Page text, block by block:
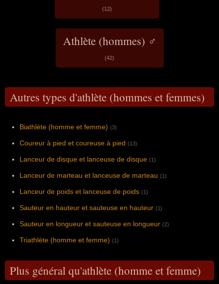
(12)
Athlète (hommes) ♂
(42)
Autres types d'athlète (hommes et femmes)
Biathlète (homme et femme) (3)
Coureur à pied et coureuse à pied (13)
Lanceur de disque et lanceuse de disque (1)
Lanceur de marteau et lanceuse de marteau (1)
Lanceur de poids et lanceuse de poids (1)
Sauteur en hauteur et sauteuse en hauteur (1)
Sauteur en longueur et sauteuse en longueur (2)
Triathlète (homme et femme) (1)
Plus général qu'athlète (homme et femme)